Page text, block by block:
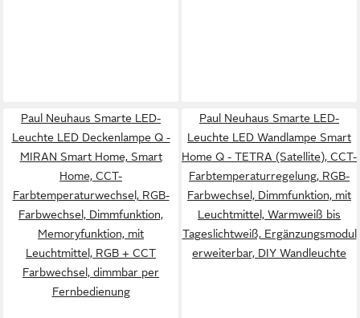
Paul Neuhaus Smarte LED-
Leuchte LED Deckenlampe Q -
MIRAN Smart Home, Smart
Home, CCT-
Farbtemperaturwechsel, RGB-
Farbwechsel, Dimmfunktion,
Memoryfunktion, mit
Leuchtmittel, RGB + CCT
Farbwechsel, dimmbar per
Fernbedienung
Paul Neuhaus Smarte LED-
Leuchte LED Wandlampe Smart
Home Q - TETRA (Satellite), CCT-
Farbtemperaturregelung, RGB-
Farbwechsel, Dimmfunktion, mit
Leuchtmittel, Warmweiß bis
Tageslichtweiß, Ergänzungsmodul
erweiterbar, DIY Wandleuchte